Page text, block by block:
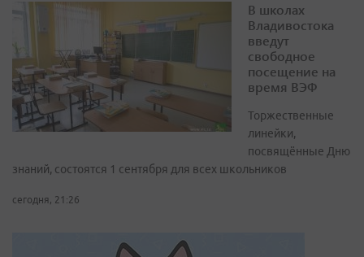
В школах
Владивостока
введут
свободное
посещение на
время ВЭФ
Торжественные
линейки,
посвящённые Дню
знаний, состоятся 1 сентября для всех школьников
сегодня, 21:26